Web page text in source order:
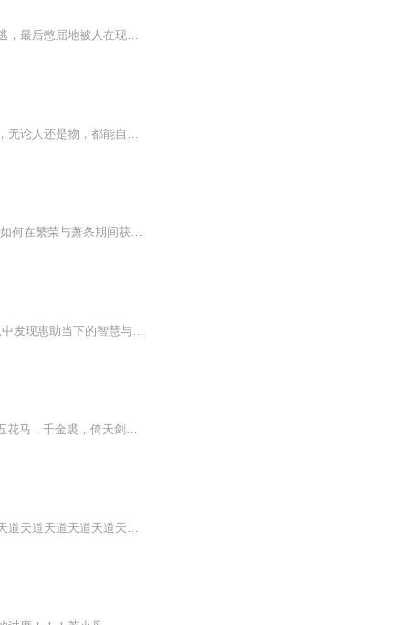
【内容简介】重生前，他是卡兰多传说里小有名气的火焰法师，他被顶尖盗贼追杀得无路可逃，最后憋屈地被人在现实中刺杀身亡重生后，他是卡兰多传说里无所不能的奥术法师，他把顶尖盗贼追杀得无路可逃，把曾经的敌人全部踩翻，拉起一支顶级团队，打最高端的...
张悬穿越异界，成了一名光荣的教师，脑海中多出了一个神秘的图书馆。只要他看过的东西，无论人还是物，都能自动形成书籍，记录下对方各种各样的缺点，于是，他牛大了！教学生、收徒弟，开堂授课，调教最强者，传授天下。这是一个师道传承，培养、指点世界...
在本书中，优秀的投资作家和投资历史学家约翰·波伊克告诉您，欧奈尔以及其他传奇交易者如何在繁荣与萧条期间获取财富，以及您如何才能获得财富。波伊克描述了有史以来8位伟大的交易者，着重介绍这些传奇交易者背后的历史交易和策略。在《投资者商业日报》独有的图表和数据支持下，他逐时代地探索了过去一个世纪的市场行为，以及每一名交易者如何利用不同的市场状况获利。并且，他向你展示出了几十个重大交易的详细细节，描述了每一名交易者的策略取得成功时所处的经济、政治和市场环境背景。
"兵者，诡道也。" 市场亦然。 "上兵伐谋。" 无疑，本套丛书有助于读者拨开过往的云烟，从中发现惠助当下的智慧与谋略。 本书记述了历史上5位著名证券交易者的成长历程，颇有可读性和启发性。这些在20世纪跨上华尔街巅峰的投资者，以其卓越的表现，向读者展示了那些历久弥新、永恒的投资策略。 第一章 杰西·利维摩尔 第二章 伯纳德·巴鲁克 第三章 杰拉尔德·勒布 第四章 尼古拉斯·达瓦斯 第五章 威廉·奥尼尔 第六章 最伟大交易者的策略 结语
一个地球神级盗墓宗师，闯入修真界的故事…… 桃花源里，有歌声。 山外青山，白骨山。 五花马，千金裘，倚天剑，应我多情，啾啾鬼鸣，美人薄嗔。 天地无垠，谁家旗鼓，碧落黄泉，万古高楼。 为义气争雄！ 为乱世争霸！ 你好，仙侠！ 电子音更新快电子音更新快电子音更新快电子音更新快电子音更新快电子音更新快电子音更新快电子音更新快电子音更新快电子音更新快电子音更新快电子音更新快电子音更新快电子音更新快电子音更新快电子音更新快电子音更新快电子音更新快电子音更新快电子音更新...
天道天道天道天道天道天道天道天道天道天道天道天道天道天道天道天道天道天道天道天道天道天道天道天道天道天道天道天道天道天道天道天道天道天道天道天道天道天道天道天道天道天道天道天道天道天道天道天道天道天道天道天道天道天道天道天道天道天道天道...